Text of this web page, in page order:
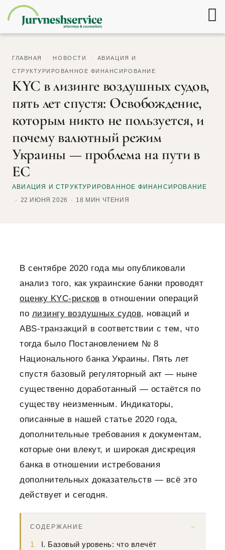
ГЛАВНАЯ НОВОСТИ АВИАЦИЯ И
СТРУКТУРИРОВАННОЕ ФИНАНСИРОВАНИЕ
KYC в лизинге воздушных судов,
пять лет спустя: Освобождение,
которым никто не пользуется, и
почему валютный режим
Украины — проблема на пути в
ЕС
АВИАЦИЯ И СТРУКТУРИРОВАННОЕ ФИНАНСИРОВАНИЕ
22 ИЮНЯ 2026
18 МИН ЧТЕНИЯ
В сентябре 2020 года мы опубликовали
анализ того, как украинские банки проводят
оценку KYC-рисков в отношении операций
по лизингу воздушных судов, новаций и
ABS-транзакций в соответствии с тем, что
тогда было Постановлением № 8
Национального банка Украины. Пять лет
спустя базовый регуляторный акт — ныне
существенно доработанный — остаётся по
существу неизменным. Индикаторы,
описанные в нашей статье 2020 года,
дополнительные требования к документам,
которые они влекут, и широкая дискреция
банка в отношении истребования
дополнительных доказательств — всё это
действует и сегодня.
СОДЕРЖАНИЕ
1
I. Базовый уровень: что влечёт